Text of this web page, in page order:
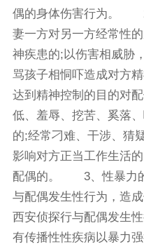
偶的身体伤害行为。 2
妻一方对另一方经常性
神疾患的;以伤害相威胁
骂孩子相恫吓造成对方
达到精神控制的目的对
低、羞辱、挖苦、奚落
的;经常刁难、干涉、猜
影响对方正当工作生活
配偶的。 3、性暴力的
与配偶发生性行为，造
西安侦探行与配偶发生
有传播性性疾病以暴力